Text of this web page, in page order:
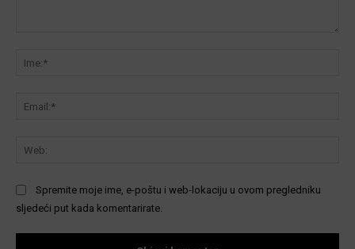
Spremite moje ime, e-poštu i web-lokaciju u ovom pregledniku
sljedeći put kada komentarirate.